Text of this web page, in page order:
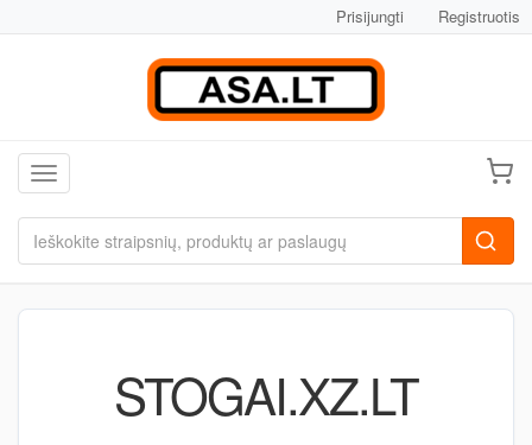
Prisijungti Registruotis
Toggle navigation
STOGAI.XZ.LT